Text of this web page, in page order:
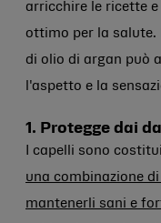
arricchire le ricette
ottimo per la salute.
di olio di argan può
l'aspetto e la
1. Protegge dai
I capelli sono
una combinazione
mantenerli sani e